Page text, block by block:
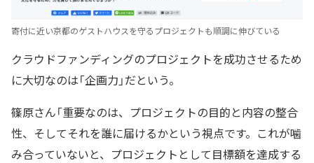
寄付に近い京都のゲストハウスを守るプロジェクトも順調に伸びている
クラウドファンディングのプロジェクトを成功させるため
に大切なのは「企画力」だという。
篠原さん「重要なのは、プロジェクトの目的と内容の整合
性、そしてそれを誰に届けるかという視点です。これが噛
み合っていないと、プロジェクトとして目標額を達成する